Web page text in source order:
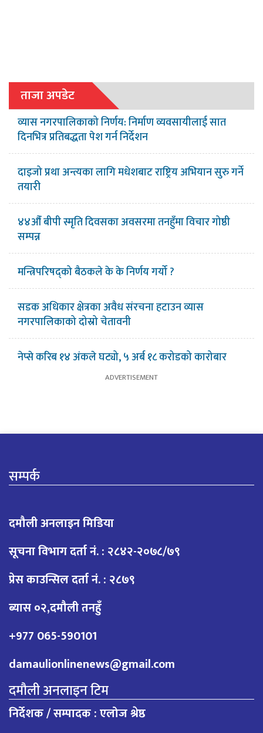
ताजा अपडेट
व्यास नगरपालिकाको निर्णय: निर्माण व्यवसायीलाई सात
दिनभित्र प्रतिबद्धता पेश गर्न निर्देशन
दाइजो प्रथा अन्त्यका लागि मधेशबाट राष्ट्रिय अभियान सुरु गर्ने
तयारी
४४औँ बीपी स्मृति दिवसका अवसरमा तनहुँमा विचार गोष्ठी
सम्पन्न
मन्त्रिपरिषद्को बैठकले के के निर्णय गर्यो ?
सडक अधिकार क्षेत्रका अवैध संरचना हटाउन व्यास
नगरपालिकाको दोस्रो चेतावनी
नेप्से करिब १४ अंकले घट्यो, ५ अर्ब १८ करोडको कारोबार
सम्पर्क
दमौली अनलाइन मिडिया
सूचना विभाग दर्ता नं. : २८४२-२०७८/७९
प्रेस काउन्सिल दर्ता नं. : २८७९
ब्यास ०२,दमौली तनहुँ
+977 065-590101
damaulionlinenews@gmail.com
दमौली अनलाइन टिम
निर्देशक / सम्पादक : एलोज श्रेष्ठ